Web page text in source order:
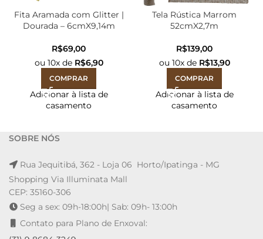
Fita Aramada com Glitter |
Dourada – 6cmX9,14m
R$
ou 10x de R$6,90
COMPRAR
Adicionar à lista de
casamento
Tela Rústica Marrom
52cmX2,7m
R$
ou 10x de R$13,90
COMPRAR
Adicionar à lista de
casamento
SOBRE NÓS
Rua Jequitibá, 362 - Loja 06 Horto/Ipatinga - MG
Shopping Via Illuminata Mall
CEP: 35160-306
Seg a sex: 09h-18:00h| Sab: 09h- 13:00h
Contato para Plano de Enxoval: